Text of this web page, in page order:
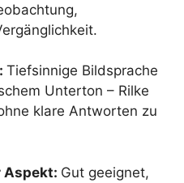
Tiefsinnige Bildsprache
Unterton – Rilke
klare Antworten zu
Aspekt: Gut geeignet,